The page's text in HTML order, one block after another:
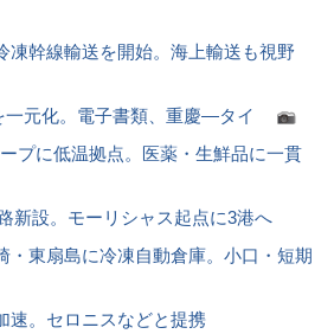
凍幹線輸送を開始。海上輸送も視野
一元化。電子書類、重慶―タイ
ープに低温拠点。医薬・生鮮品に一貫
路新設。モーリシャス起点に3港へ
・東扇島に冷凍自動倉庫。小口・短期
速。セロニスなどと提携